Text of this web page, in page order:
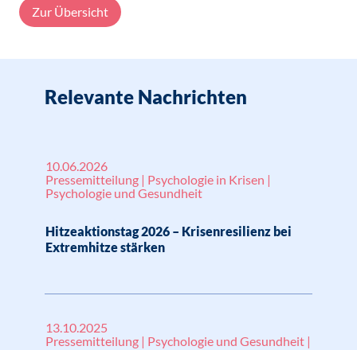
Zur Übersicht
Relevante Nachrichten
10.06.2026
Pressemitteilung | Psychologie in Krisen |
Psychologie und Gesundheit
Hitzeaktionstag 2026 – Krisenresilienz bei
Extremhitze stärken
13.10.2025
Pressemitteilung | Psychologie und Gesundheit |